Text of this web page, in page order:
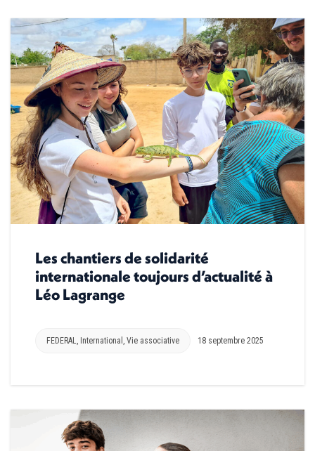
Les chantiers de solidarité
internationale toujours d’actualité à
Léo Lagrange
FEDERAL, International , Vie associative 18 septembre 2025